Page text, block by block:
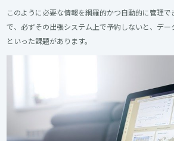
このように必要な情報を網羅的かつ自動的に管理
で、必ずその出張システム上で予約しないと、デー
といった課題があります。